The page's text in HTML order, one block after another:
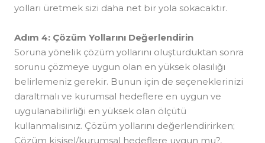
yolları üretmek sizi daha net bir yola sokacaktır.
Adım 4: Çözüm Yollarını Değerlendirin
Soruna yönelik çözüm yollarını oluşturduktan sonra
sorunu çözmeye uygun olan en yüksek olasılığı
belirlemeniz gerekir. Bunun için de seçeneklerinizi
daraltmalı ve kurumsal hedeflere en uygun ve
uygulanabilirliği en yüksek olan ölçütü
kullanmalısınız. Çözüm yollarını değerlendirirken;
Çözüm kişisel/kurumsal hedeflere uygun mu?,